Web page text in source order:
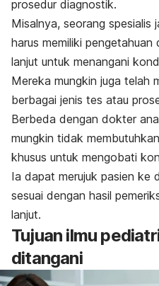
prosedur diagnostik.
Misalnya, seorang spesialis
harus memiliki
lanjut untuk menangani
Mereka mungkin juga telah
berbagai jenis tes atau
Berbeda dengan dokter
mungkin tidak
khusus untuk mengobati
Ia dapat merujuk pasien ke
sesuai dengan hasil
lanjut.
Tujuan ilmu
ditangani